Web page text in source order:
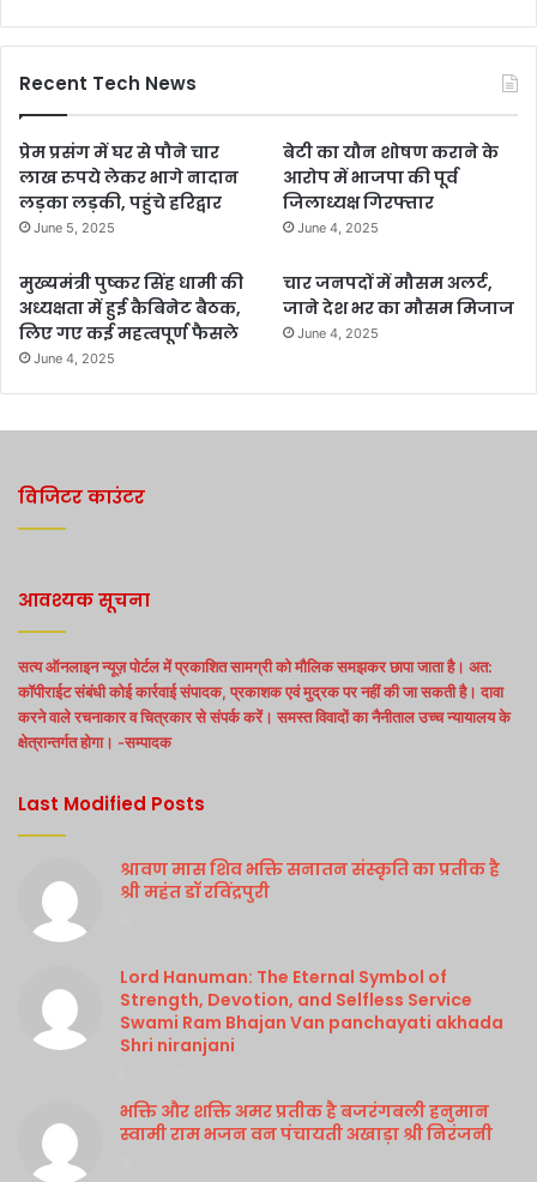
Recent Tech News
प्रेम प्रसंग में घर से पौने चार
लाख रुपये लेकर भागे नादान
लड़का लड़की, पहुंचे हरिद्वार
June 5, 2025
बेटी का यौन शोषण कराने के
आरोप में भाजपा की पूर्व
जिलाध्यक्ष गिरफ्तार
June 4, 2025
मुख्यमंत्री पुष्कर सिंह धामी की
अध्यक्षता में हुई कैबिनेट बैठक,
लिए गए कई महत्वपूर्ण फैसले
June 4, 2025
चार जनपदों में मौसम अलर्ट,
जाने देश भर का मौसम मिजाज
June 4, 2025
विजिटर काउंटर
आवश्यक सूचना
सत्य ऑनलाइन न्यूज़ पोर्टल में प्रकाशित सामग्री को मौलिक समझकर छापा जाता है। अत:
कॉपीराईट संबंधी कोई कार्रवाई संपादक, प्रकाशक एवं मुद्रक पर नहीं की जा सकती है। दावा
करने वाले रचनाकार व चित्रकार से संपर्क करें। समस्त विवादों का नैनीताल उच्च न्यायालय के
क्षेत्रान्तर्गत होगा। -सम्पादक
Last Modified Posts
श्रावण मास शिव भक्ति सनातन संस्कृति का प्रतीक है
श्री महंत डॉ रविंद्रपुरी
Lord Hanuman: The Eternal Symbol of
Strength, Devotion, and Selfless Service
Swami Ram Bhajan Van panchayati akhada
Shri niranjani
भक्ति और शक्ति अमर प्रतीक है बजरंगबली हनुमान
स्वामी राम भजन वन पंचायती अखाड़ा श्री निरंजनी